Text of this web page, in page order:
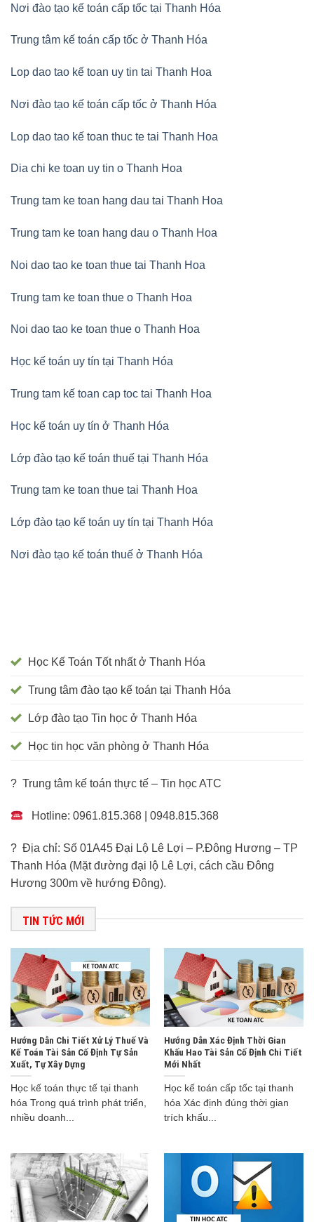
Nơi đào tạo kế toán cấp tốc tại Thanh Hóa
Trung tâm kế toán cấp tốc ở Thanh Hóa
Lop dao tao kế toan uy tin tai Thanh Hoa
Nơi đào tạo kế toán cấp tốc ở Thanh Hóa
Lop dao tao kế toan thuc te tai Thanh Hoa
Dia chi ke toan uy tin o Thanh Hoa
Trung tam ke toan hang dau tai Thanh Hoa
Trung tam ke toan hang dau o Thanh Hoa
Noi dao tao ke toan thue tai Thanh Hoa
Trung tam ke toan thue o Thanh Hoa
Noi dao tao ke toan thue o Thanh Hoa
Học kế toán uy tín tại Thanh Hóa
Trung tam kế toan cap toc tai Thanh Hoa
Học kế toán uy tín ở Thanh Hóa
Lớp đào tạo kế toán thuế tại Thanh Hóa
Trung tam ke toan thue tai Thanh Hoa
Lớp đào tạo kế toán uy tín tại Thanh Hóa
Nơi đào tạo kế toán thuế ở Thanh Hóa
Học Kế Toán Tốt nhất ở Thanh Hóa
Trung tâm đào tạo kế toán tại Thanh Hóa
Lớp đào tạo Tin học ở Thanh Hóa
Học tin học văn phòng ở Thanh Hóa
? Trung tâm kế toán thực tế – Tin học ATC
Hotline: 0961.815.368 | 0948.815.368
? Địa chỉ: Số 01A45 Đại Lộ Lê Lợi – P.Đông Hương – TP
Thanh Hóa (Mặt đường đại lộ Lê Lợi, cách cầu Đông
Hương 300m về hướng Đông).
TIN TỨC MỚI
Hướng Dẫn Chi Tiết Xử Lý Thuế Và
Kế Toán Tài Sản Cố Định Tự Sản
Xuất, Tự Xây Dựng
Học kế toán thực tế tại thanh
hóa Trong quá trình phát triển,
nhiều doanh...
Hướng Dẫn Xác Định Thời Gian
Khấu Hao Tài Sản Cố Định Chi Tiết
Mới Nhất
Học kế toán cấp tốc tại thanh
hóa Xác định đúng thời gian
trích khấu...